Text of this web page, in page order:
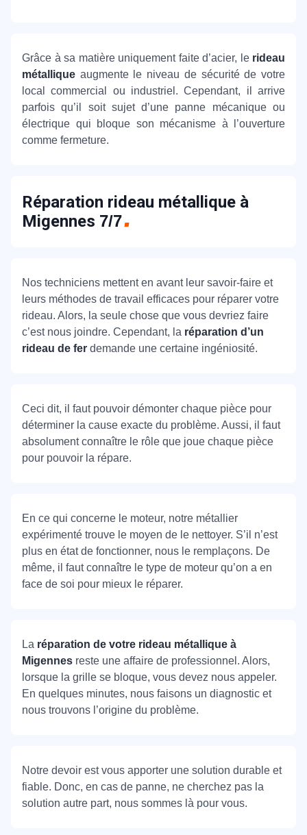
Grâce à sa matière uniquement faite d’acier, le rideau
métallique augmente le niveau de sécurité de votre
local commercial ou industriel. Cependant, il arrive
parfois qu’il soit sujet d’une panne mécanique ou
électrique qui bloque son mécanisme à l’ouverture
comme fermeture.
Réparation rideau métallique à
Migennes 7/7
Nos techniciens mettent en avant leur savoir-faire et
leurs méthodes de travail efficaces pour réparer votre
rideau. Alors, la seule chose que vous devriez faire
c’est nous joindre. Cependant, la réparation d’un
rideau de fer demande une certaine ingéniosité.
Ceci dit, il faut pouvoir démonter chaque pièce pour
déterminer la cause exacte du problème. Aussi, il faut
absolument connaître le rôle que joue chaque pièce
pour pouvoir la répare.
En ce qui concerne le moteur, notre métallier
expérimenté trouve le moyen de le nettoyer. S’il n’est
plus en état de fonctionner, nous le remplaçons. De
même, il faut connaître le type de moteur qu’on a en
face de soi pour mieux le réparer.
La réparation de votre rideau métallique à
Migennes reste une affaire de professionnel. Alors,
lorsque la grille se bloque, vous devez nous appeler.
En quelques minutes, nous faisons un diagnostic et
nous trouvons l’origine du problème.
Notre devoir est vous apporter une solution durable et
fiable. Donc, en cas de panne, ne cherchez pas la
solution autre part, nous sommes là pour vous.